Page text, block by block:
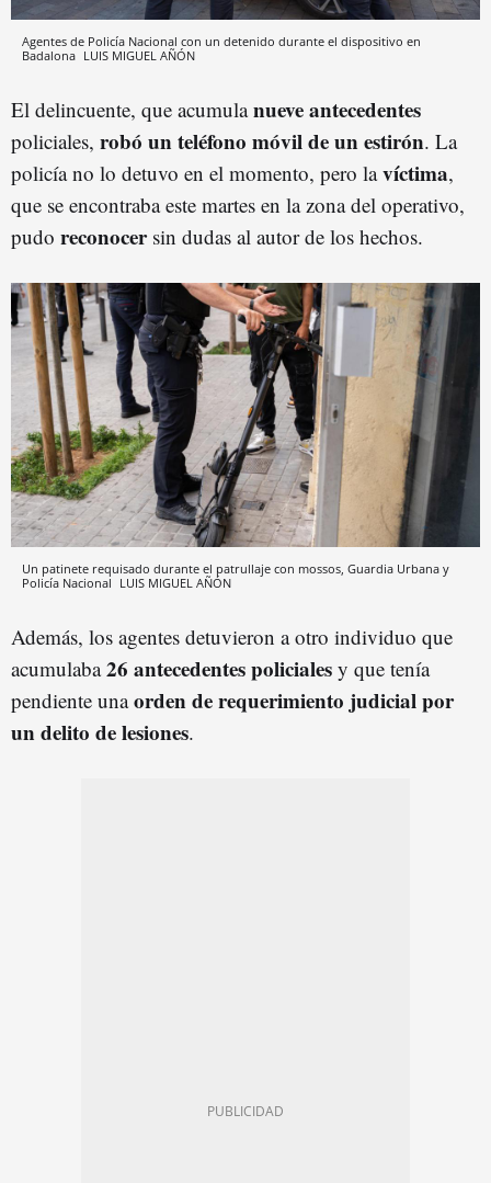
Agentes de Policía Nacional con un detenido durante el dispositivo en
Badalona LUIS MIGUEL AÑÓN
El delincuente, que acumulanueve antecedentes
policiales, robó un teléfono móvil de un estirón. La
policía no lo detuvo en el momento, pero lavíctima,
que se encontraba este martes en la zona del operativo,
pudo reconocersin dudas al autor de los hechos.
Un patinete requisado durante el patrullaje con mossos, Guardia Urbana y
Policía Nacional LUIS MIGUEL AÑÓN
Además, los agentes detuvieron a otro individuo que
acumulaba26 antecedentes policiales y que tenía
pendiente unaorden de requerimiento judicial por
un delito de lesiones.